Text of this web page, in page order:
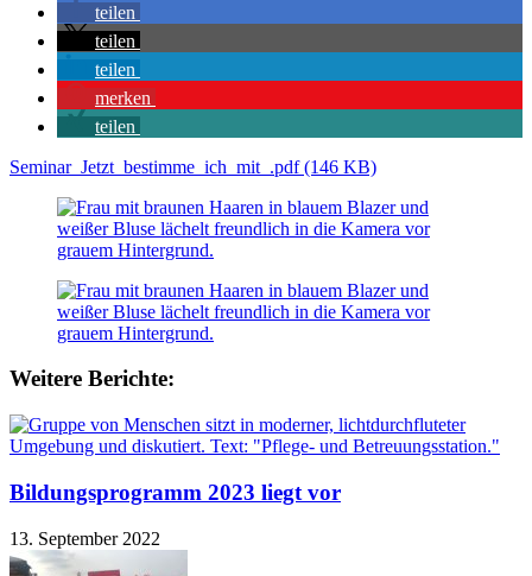
teilen
teilen
teilen
merken
teilen
Seminar_Jetzt_bestimme_ich_mit_.pdf (146 KB)
Weitere Berichte:
Bildungsprogramm 2023 liegt vor
13. September 2022